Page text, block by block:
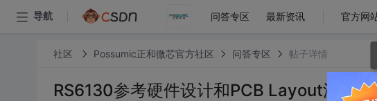
导航 问答专区 最新资讯 官方网
社区 Possumic正和微芯官方社区 问答专区 帖子详情
RS6130参考硬件设计和PCB Layout源文件